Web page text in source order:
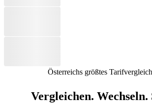
Österreichs größtes
Vergleichen. Wechseln.